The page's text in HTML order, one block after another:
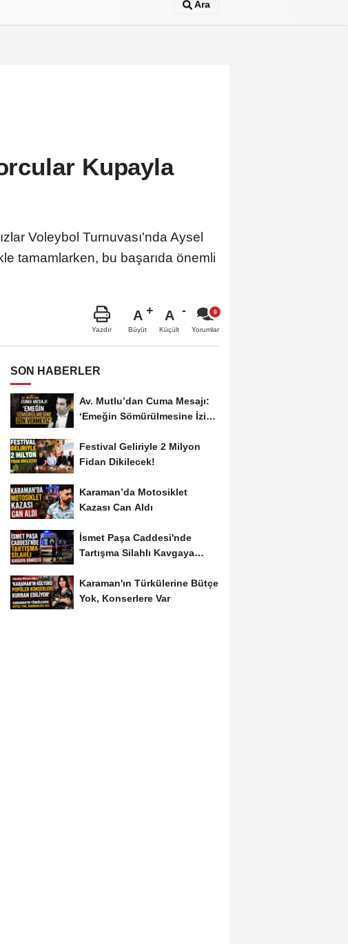
Ara
Kupayla
Voleybol Turnuvası'nda Aysel
tamamlarken, bu başarıda önemli
Yazdır
A
Büyüt
A
Küçült Yorumlar
SON HABERLER
Av. Mutlu’dan Cuma Mesajı:
‘Emeğin Sömürülmesine İzin
Festival Geliriyle 2 Milyon
Fidan Dikilecek!
Karaman’da Motosiklet
Kazası Can Aldı
İsmet Paşa Caddesi'nde
Tartışma Silahlı Kavgaya
Karaman'ın Türkülerine Bütçe
Yok, Konserlere Var